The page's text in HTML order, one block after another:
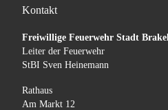
Kontakt
Freiwillige Feuerwehr Stadt Brakel
Leiter der Feuerwehr
StBI Sven Heinemann
Rathaus
Am Markt 12